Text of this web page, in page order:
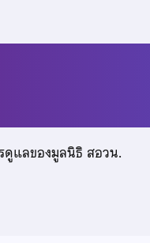
ดูแลของมูลนิธิ สอวน.